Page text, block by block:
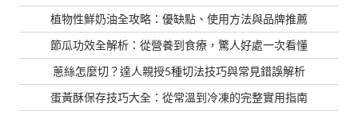
植物性鮮奶油全攻略：優缺點、使用方法與品牌推薦
節瓜功效全解析：從營養到食療，驚人好處一次看懂
蔥絲怎麼切？達人親授5種切法技巧與常見錯誤解析
蛋黃酥保存技巧大全：從常溫到冷凍的完整實用指南